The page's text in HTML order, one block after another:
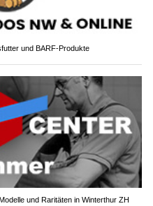
und BARF-Produkte
und Raritäten in Winterthur ZH